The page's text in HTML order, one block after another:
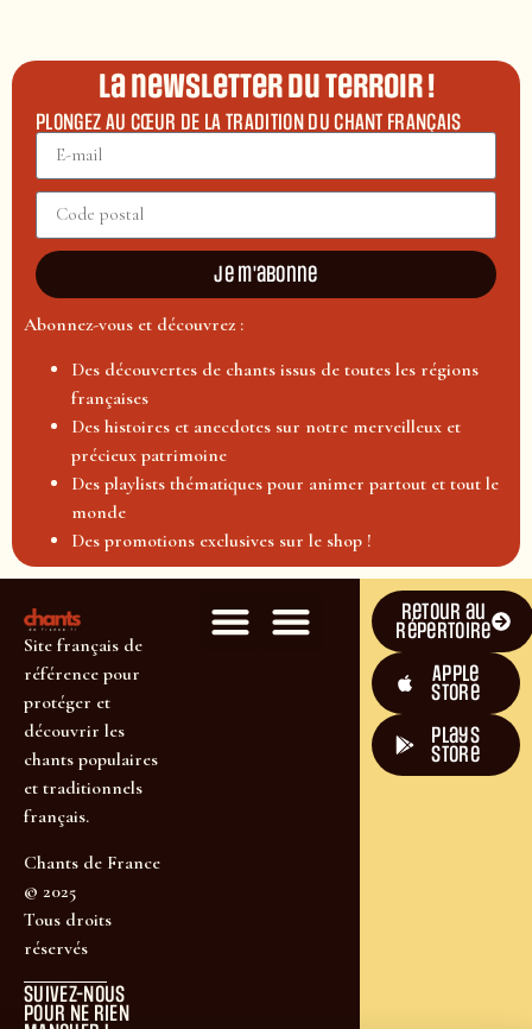
La newsletter du terroir !
PLONGEZ AU CŒUR DE LA TRADITION DU CHANT FRANÇAIS
Je m'abonne
Abonnez-vous et découvrez :
Des découvertes de chants issus de toutes les régions
françaises
Des histoires et anecdotes sur notre merveilleux et
précieux patrimoine
Des playlists thématiques pour animer partout et tout le
monde
Des promotions exclusives sur le shop !
Site français de
référence pour
protéger et
découvrir les
chants populaires
et traditionnels
français.
Chants de France
© 2025
Tous droits
réservés
SUIVEZ-NOUS
POUR NE RIEN
Retour au
répertoire
Apple
Store
plays
store